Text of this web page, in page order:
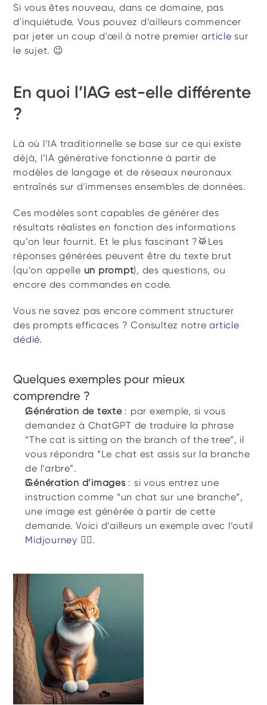
Si vous êtes nouveau, dans ce domaine, pas
d'inquiétude. Vous pouvez d’ailleurs commencer
par jeter un coup d'œil à notre premier article sur
le sujet. 😉
En quoi l’IAG est-elle différente
?
Là où l’IA traditionnelle se base sur ce qui existe
déjà, l’IA générative fonctionne à partir de
modèles de langage et de réseaux neuronaux
entraînés sur d'immenses ensembles de données.
Ces modèles sont capables de générer des
résultats réalistes en fonction des informations
qu’on leur fournit. Et le plus fascinant ?🥁Les
réponses générées peuvent être du texte brut
(qu’on appelle un prompt), des questions, ou
encore des commandes en code.
Vous ne savez pas encore comment structurer
des prompts efficaces ? Consultez notre article
dédié.
Quelques exemples pour mieux
comprendre ?
Génération de texte : par exemple, si vous
demandez à ChatGPT de traduire la phrase
“The cat is sitting on the branch of the tree”, il
vous répondra “Le chat est assis sur la branche
de l’arbre”.
Génération d’images : si vous entrez une
instruction comme “un chat sur une branche”,
une image est générée à partir de cette
Midjourney 👇🏼.